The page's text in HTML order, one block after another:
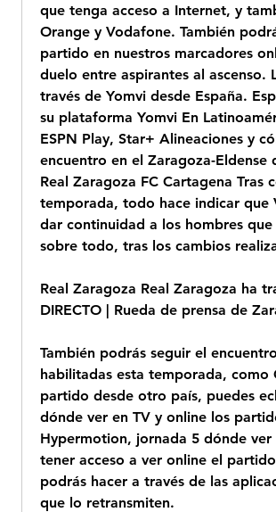
que tenga acceso a Internet, y
Orange y Vodafone. También
partido en nuestros marcadores
duelo entre aspirantes al ascenso.
través de Yomvi desde España.
su plataforma Yomvi En
ESPN Play, Star+ Alineaciones y
encuentro en el Zaragoza-
Real Zaragoza FC Cartagena
temporada, todo hace indicar que
dar continuidad a los hombres
sobre todo, tras los cambios
Real Zaragoza Real Zaragoza ha
DIRECTO | Rueda de prensa de
También podrás seguir el
habilitadas esta temporada, como
partido desde otro país, puedes
dónde ver en TV y online los
Hypermotion, jornada 5 dónde ver
tener acceso a ver online el
podrás hacer a través de las
que lo retransmiten.